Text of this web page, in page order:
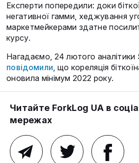
Експерти попередили: доки
негативної гамми, хеджування
маркетмейкерами здатне
курсу.
Нагадаємо, 24 лютого аналітики
повідомили, що кореляція
оновила мінімум 2022 року.
Читайте ForkLog UA в
мережах